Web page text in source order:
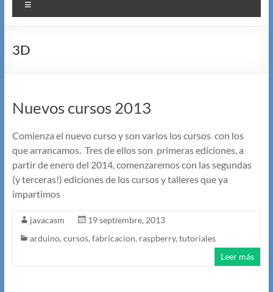
3D
Nuevos cursos 2013
Comienza el nuevo curso y son varios los cursos con los
que arrancamos. Tres de ellos son primeras ediciones, a
partir de enero del 2014, comenzaremos con las segundas
(y terceras!) ediciones de los cursos y talleres que ya
impartimos
javacasm
19 septiembre, 2013
arduino,cursos,fabricacion, raspberry,tutoriales
Leer más